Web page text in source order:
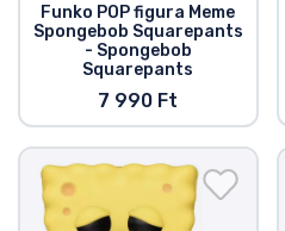
Funko POP figura Meme
Spongebob Squarepants
- Spongebob
Squarepants
7 990 Ft